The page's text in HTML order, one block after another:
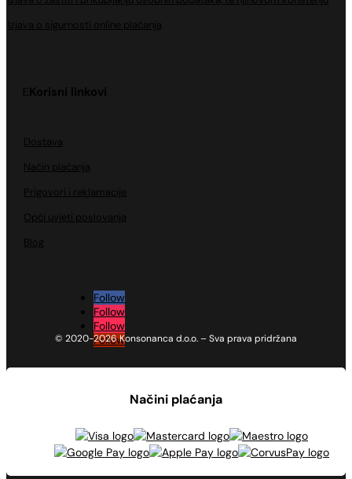
Izjava o sigurnosti online plaćanja
Korisni linkovi
Dostava
Način plaćanja
Prigovori i reklamacije
Opći uvjeti poslovanja
Blog
Follow
Follow
Follow
Follow
© 2020-2026 Konsonanca d.o.o. – Sva prava pridržana
Načini plaćanja